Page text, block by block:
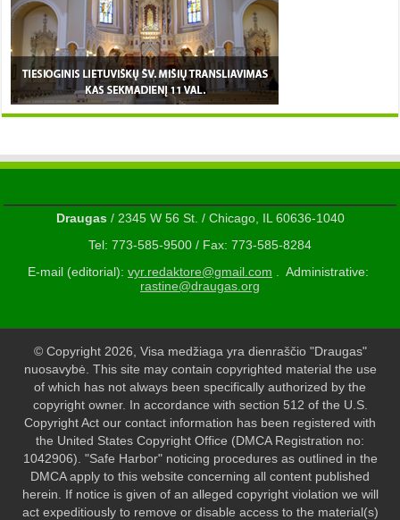
Draugas/ 2345 W 56 St. / Chicago, IL 60636-1040
Tel: 773-585-9500 / Fax: 773-585-8284
E-mail (editorial): vyr.redaktore@gmail.com . Administrative:
rastine@draugas.org
© Copyright 2026, Visa medžiaga yra dienraščio "Draugas"
nuosavybė. This site may contain copyrighted material the use
of which has not always been specifically authorized by the
copyright owner. In accordance with section 512 of the U.S.
Copyright Act our contact information has been registered with
the United States Copyright Office (DMCA Registration no:
1042906). "Safe Harbor" noticing procedures as outlined in the
DMCA apply to this website concerning all content published
herein. If notice is given of an alleged copyright violation we will
act expeditiously to remove or disable access to the material(s)